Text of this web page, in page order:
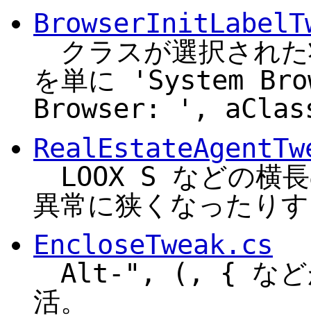
クラスが選択され
を単に 'System
Browser: ',
LOOX S などの横
異常に狭くなったり
EncloseTweak.cs
Alt-", (, { などが
活。